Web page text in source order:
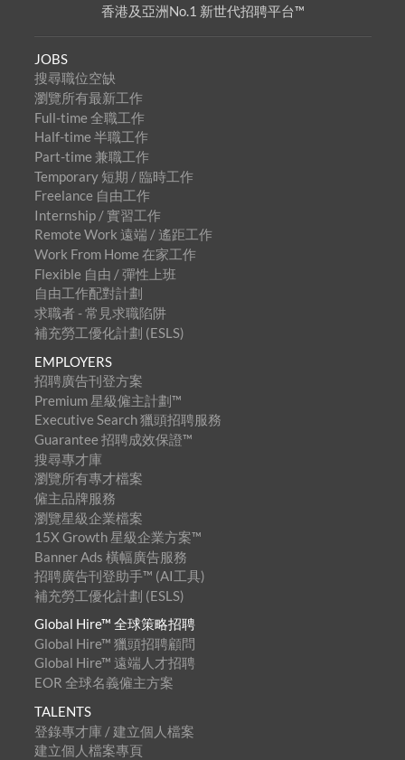
香港及亞洲No.1 新世代招聘平台™
JOBS
搜尋職位空缺
瀏覽所有最新工作
Full-time 全職工作
Half-time 半職工作
Part-time 兼職工作
Temporary 短期 / 臨時工作
Freelance 自由工作
Internship / 實習工作
Remote Work 遠端 / 遙距工作
Work From Home 在家工作
Flexible 自由 / 彈性上班
自由工作配對計劃
求職者 - 常見求職陷阱
補充勞工優化計劃 (ESLS)
EMPLOYERS
招聘廣告刊登方案
Premium 星級僱主計劃™
Executive Search 獵頭招聘服務
Guarantee 招聘成效保證™
搜尋專才庫
瀏覽所有專才檔案
僱主品牌服務
瀏覽星級企業檔案
15X Growth 星級企業方案™
Banner Ads 橫幅廣告服務
招聘廣告刊登助手™ (AI工具)
補充勞工優化計劃 (ESLS)
Global Hire™ 全球策略招聘
Global Hire™ 獵頭招聘顧問
Global Hire™ 遠端人才招聘
EOR 全球名義僱主方案
TALENTS
登錄專才庫 / 建立個人檔案
建立個人檔案專頁